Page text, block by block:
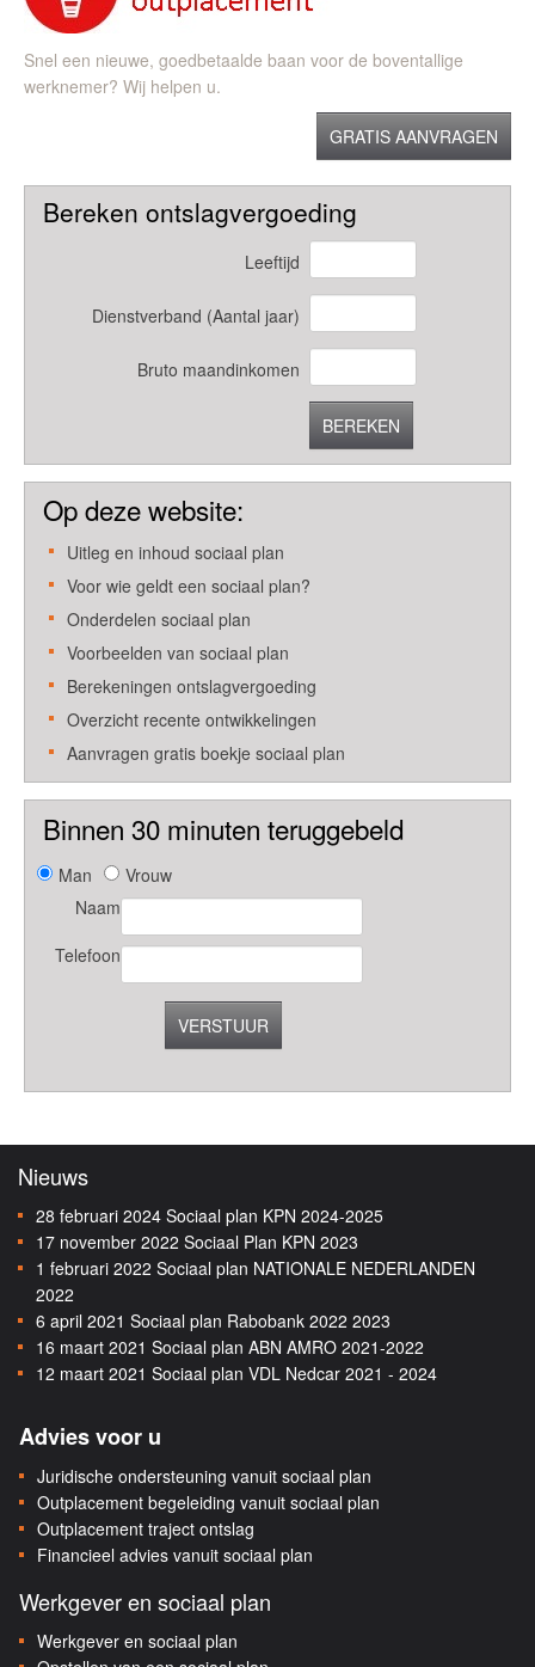
Snel een nieuwe, goedbetaalde baan voor de boventallige
werknemer? Wij helpen u.
GRATIS AANVRAGEN
Bereken ontslagvergoeding
Leeftijd
Dienstverband (Aantal jaar)
Bruto maandinkomen
BEREKEN
Op deze website:
Uitleg en inhoud sociaal plan
Voor wie geldt een sociaal plan?
Onderdelen sociaal plan
Voorbeelden van sociaal plan
Berekeningen ontslagvergoeding
Overzicht recente ontwikkelingen
Aanvragen gratis boekje sociaal plan
Binnen 30 minuten teruggebeld
Man
Vrouw
Naam
Telefoon
VERSTUUR
Nieuws
28 februari 2024 Sociaal plan KPN 2024-2025
17 november 2022 Sociaal Plan KPN 2023
1 februari 2022 Sociaal plan NATIONALE NEDERLANDEN
2022
6 april 2021 Sociaal plan Rabobank 2022 2023
16 maart 2021 Sociaal plan ABN AMRO 2021-2022
12 maart 2021 Sociaal plan VDL Nedcar 2021 - 2024
Advies voor u
Juridische ondersteuning vanuit sociaal plan
Outplacement begeleiding vanuit sociaal plan
Outplacement traject ontslag
Financieel advies vanuit sociaal plan
Werkgever en sociaal plan
Werkgever en sociaal plan